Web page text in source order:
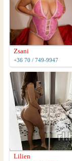
Zsani
+36 70 / 749-9947
Lilien